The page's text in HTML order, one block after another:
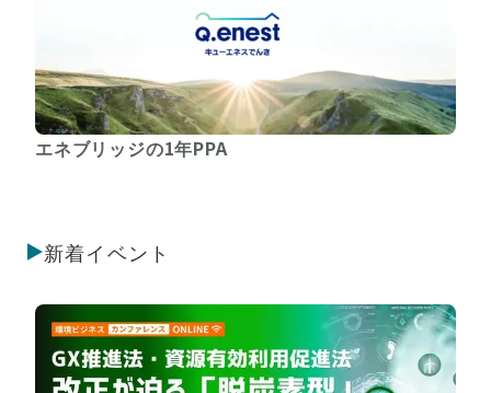
エネブリッジの1年PPA
新着イベント